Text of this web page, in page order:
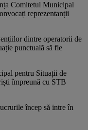
Comitetul Municipal
reprezentanții
dintre operatorii de
punctuală să fie
pentru Situații de
împreună cu STB
încep să intre în